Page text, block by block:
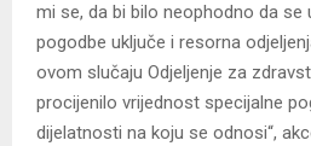
mi se, da bi bilo neophodno da se
pogodbe uključe i resorna
ovom slučaju Odjeljenje za
procijenilo vrijednost specijalne
dijelatnosti na koju se odnosi“,